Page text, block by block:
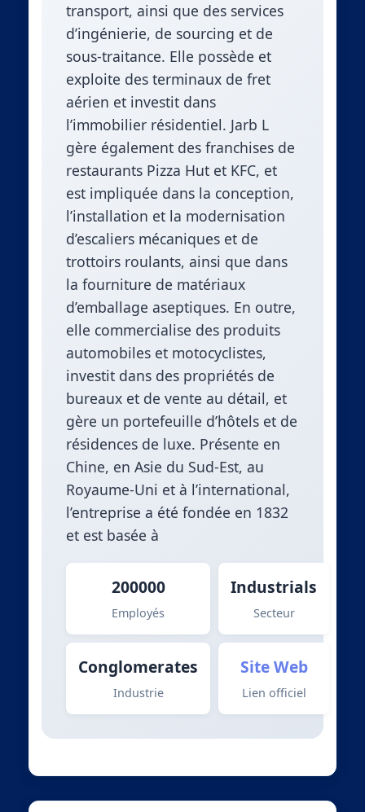
transport, ainsi que des services
d’ingénierie, de sourcing et de
sous-traitance. Elle possède et
exploite des terminaux de fret
aérien et investit dans
l’immobilier résidentiel. Jarb L
gère également des franchises de
restaurants Pizza Hut et KFC, et
est impliquée dans la conception,
l’installation et la modernisation
d’escaliers mécaniques et de
trottoirs roulants, ainsi que dans
la fourniture de matériaux
d’emballage aseptiques. En outre,
elle commercialise des produits
automobiles et motocyclistes,
investit dans des propriétés de
bureaux et de vente au détail, et
gère un portefeuille d’hôtels et de
résidences de luxe. Présente en
Chine, en Asie du Sud-Est, au
Royaume-Uni et à l’international,
l’entreprise a été fondée en 1832
et est basée à
200000
Employés
Industrials
Secteur
Conglomerates
Industrie
Site Web
Lien officiel